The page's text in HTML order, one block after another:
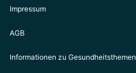
Impressum
AGB
Informationen zu Gesundheitsthemen